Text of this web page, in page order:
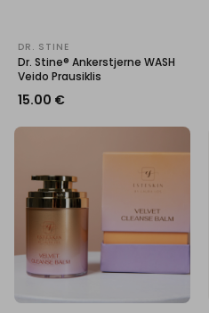
DR. STINE
Dr. Stine® Ankerstjerne WASH
Veido Prausiklis
15.00 €